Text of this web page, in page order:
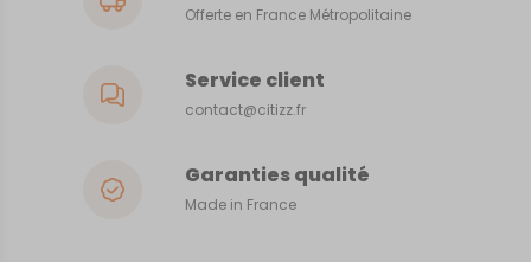
Offerte en France Métropolitaine
Service client
contact@citizz.fr
Garanties qualité
Made in France